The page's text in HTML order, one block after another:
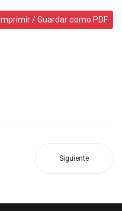
Imprimir / Guardar como PDF
Siguiente